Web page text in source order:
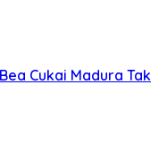
Cukai Madura Tak